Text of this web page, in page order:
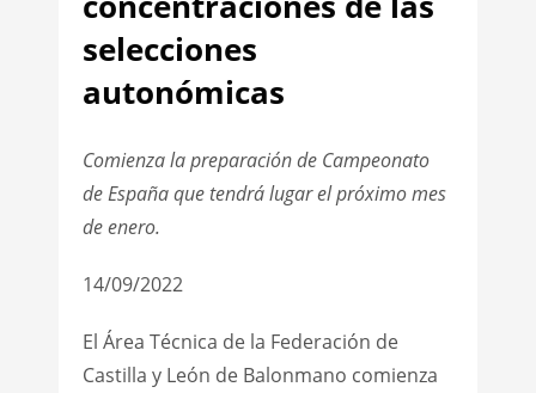
selecciones
autonómicas
Comienza la preparación de Campeonato
de España que tendrá lugar el próximo mes
de enero.
14/09/2022
El Área Técnica de la Federación de
Castilla y León de Balonmano comienza